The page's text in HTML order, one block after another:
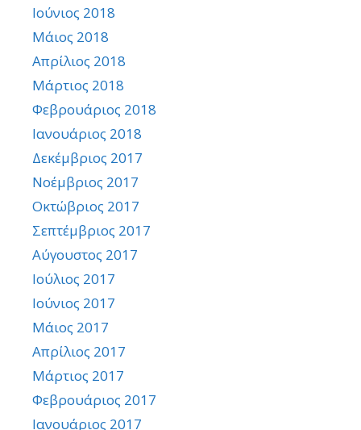
Ιούνιος 2018
Μάιος 2018
Απρίλιος 2018
Μάρτιος 2018
Φεβρουάριος 2018
Ιανουάριος 2018
Δεκέμβριος 2017
Νοέμβριος 2017
Οκτώβριος 2017
Σεπτέμβριος 2017
Αύγουστος 2017
Ιούλιος 2017
Ιούνιος 2017
Μάιος 2017
Απρίλιος 2017
Μάρτιος 2017
Φεβρουάριος 2017
Ιανουάριος 2017